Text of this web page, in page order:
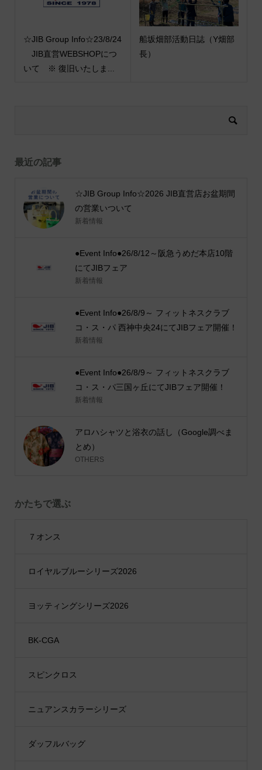
☆JIB Group Info☆23/8/24
JIB直営WEBSHOPにつ
いて ※ 復旧いたしま...
船坂畑部活動日誌（Y畑部
長）
最近の記事
☆JIB Group Info☆2026 JIB直営店お盆期間
の営業いついて
新着情報
●Event Info●26/8/12～阪急うめだ本店10階
にてJIBフェア
新着情報
●Event Info●26/8/9～ フィットネスクラブ
コ・ス・パ 西神中央24にてJIBフェア開催！
新着情報
●Event Info●26/8/9～ フィットネスクラブ
コ・ス・パ三国ヶ丘にてJIBフェア開催！
新着情報
アロハシャツと浴衣の話し（Google調べま
とめ）
OTHERS
かたちで選ぶ
７オンス
ロイヤルブルーシリーズ2026
ヨッティングシリーズ2026
BK-CGA
スピンクロス
ニュアンスカラーシリーズ
ダッフルバッグ